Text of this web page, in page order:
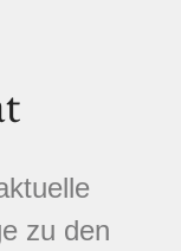
zu den